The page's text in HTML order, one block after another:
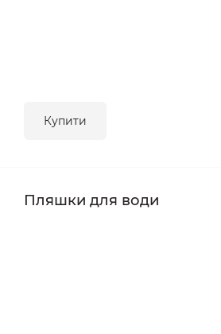
Купити
Пляшки для води